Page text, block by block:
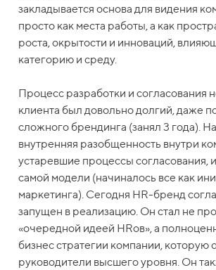
закладывается основа для видения
просто как места работы, а как
роста, окрытости и инноваций,
категорию и среду.
Процесс разработки и согласования
клиента был довольно долгий, даже
сложного брендинга (занял 3 года).
внутренняя разобщенность внутри
устаревшие процессы согласования,
самой модели (начиналось все как
маркетинга). Сегодня HR-бренд
запущен в реализацию. Он стал не
«очередной идеей HRов», а
бизнес стратегии компании, которую
руководители высшего уровня. Он